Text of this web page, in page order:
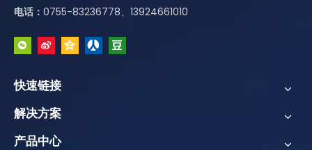
南非TETA代表团深度访问久通物联，共探中非智慧物流数字化未来
电话： 0755-83236778、13924661010
快速链接
解决方案
产品中心